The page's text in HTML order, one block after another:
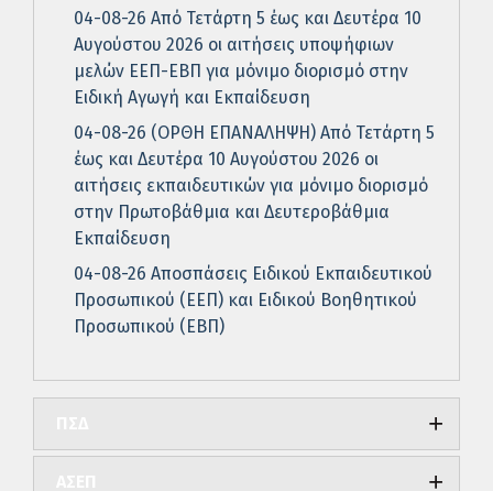
04-08-26 Από Τετάρτη 5 έως και Δευτέρα 10
Αυγούστου 2026 οι αιτήσεις υποψήφιων
μελών ΕΕΠ-ΕΒΠ για μόνιμο διορισμό στην
Ειδική Αγωγή και Εκπαίδευση
04-08-26 (ΟΡΘΗ ΕΠΑΝΑΛΗΨΗ) Από Τετάρτη 5
έως και Δευτέρα 10 Αυγούστου 2026 οι
αιτήσεις εκπαιδευτικών για μόνιμο διορισμό
στην Πρωτοβάθμια και Δευτεροβάθμια
Εκπαίδευση
04-08-26 Αποσπάσεις Ειδικού Εκπαιδευτικού
Προσωπικού (ΕΕΠ) και Ειδικού Βοηθητικού
Προσωπικού (ΕΒΠ)